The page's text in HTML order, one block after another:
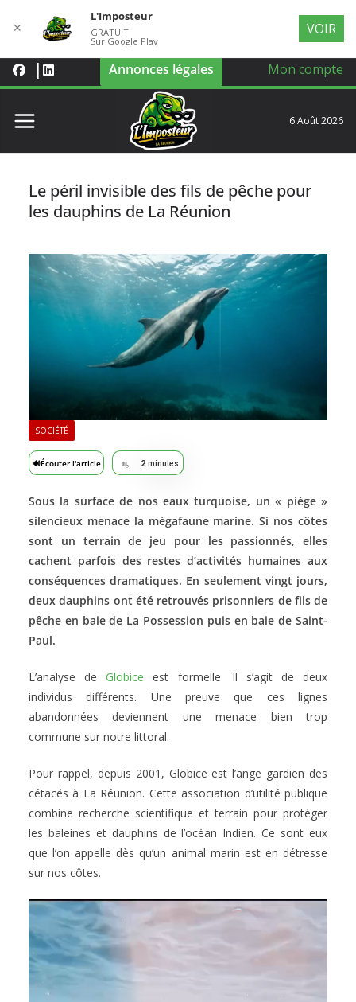
Annonces légales Mon compte
6 Août 2026
Le péril invisible des fils de pêche pour
les dauphins de La Réunion
SOCIÉTÉ
🔊Écouter l'article 2 minutes
Sous la surface de nos eaux turquoise, un « piège »
silencieux menace la mégafaune marine. Si nos côtes
sont un terrain de jeu pour les passionnés, elles
cachent parfois des restes d’activités humaines aux
conséquences dramatiques. En seulement vingt jours,
deux dauphins ont été retrouvés prisonniers de fils de
pêche en baie de La Possession puis en baie de Saint-
Paul.
L’analyse de Globice est formelle. Il s’agit de deux
individus différents. Une preuve que ces lignes
abandonnées deviennent une menace bien trop
commune sur notre littoral.
Pour rappel, depuis 2001, Globice est l’ange gardien des
cétacés à La Réunion. Cette association d’utilité publique
combine recherche scientifique et terrain pour protéger
les baleines et dauphins de l’océan Indien. Ce sont eux
que l’on appelle dès qu’un animal marin est en détresse
sur nos côtes.
✕
L'Imposteur
GRATUIT
Sur Google Play
VOIR